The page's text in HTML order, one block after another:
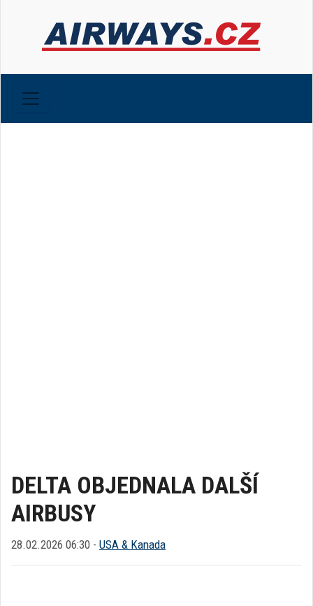
DELTA OBJEDNALA DALŠÍ
AIRBUSY
28.02.2026 06:30 - USA & Kanada